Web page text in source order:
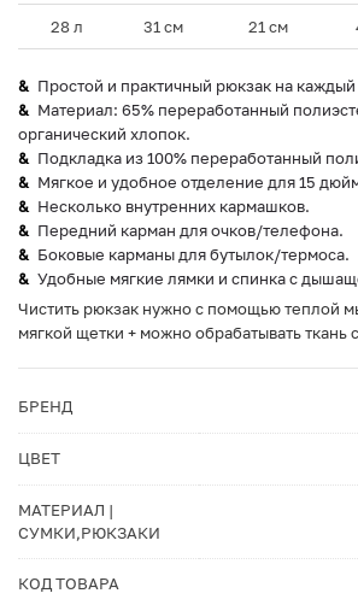
28 л 31 см 21 см
Простой и практичный рюкзак на
Материал: 65% переработанный
органический хлопок.
Подкладка из 100% переработанный
Мягкое и удобное отделение для 15
Несколько внутренних кармашков.
Передний карман для очков/телефона.
Боковые карманы для бутылок/термоса.
Удобные мягкие лямки и спинка с
Чистить рюкзак нужно с помощью теплой
мягкой щетки + можно обрабатывать ткань
БРЕНД
ЦВЕТ
МАТЕРИАЛ |
СУМКИ,РЮКЗАКИ
КОД ТОВАРА